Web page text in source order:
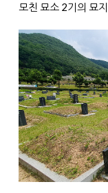
모친 묘소 2기의 묘